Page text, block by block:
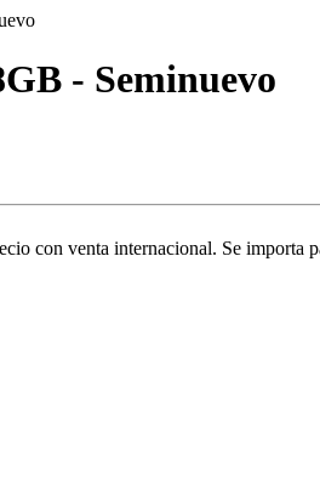
- Seminuevo
con venta internacional. Se importa